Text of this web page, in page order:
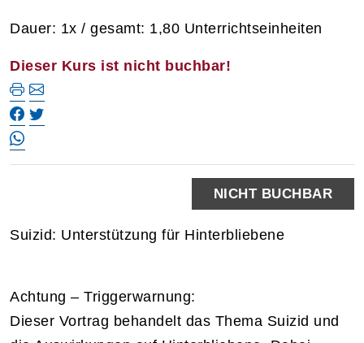
Dauer: 1x / gesamt: 1,80 Unterrichtseinheiten
Dieser Kurs ist nicht buchbar!
NICHT BUCHBAR
Suizid: Unterstützung für Hinterbliebene
Achtung – Triggerwarnung:
Dieser Vortrag behandelt das Thema Suizid und